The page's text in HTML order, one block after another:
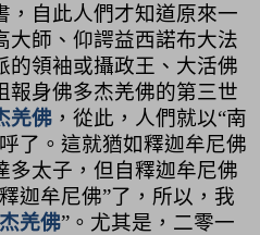
，自此人們才知道原來一
大師、仰諤益西諾布大法
的領袖或攝政王、大活佛
報身佛多杰羌佛的第三世
羌佛 ，從此，人們就以“南
了。這就猶如釋迦牟尼佛
多太子，但自釋迦牟尼佛
迦牟尼佛”了，所以，我
羌佛”。尤其是，二零一